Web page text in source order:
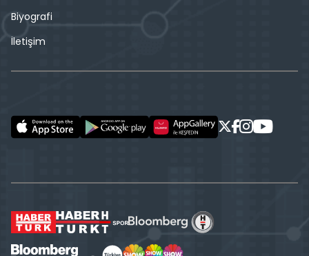
Biyografi
İletişim